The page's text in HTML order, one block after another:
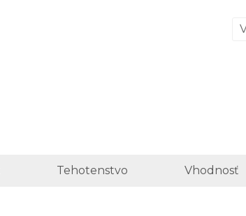
Tehotenstvo Vhodnosť